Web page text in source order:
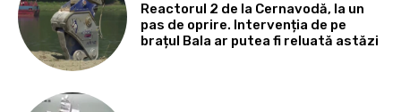
Reactorul 2 de la Cernavodă, la un
pas de oprire. Intervenția de pe
brațul Bala ar putea fi reluată astăzi